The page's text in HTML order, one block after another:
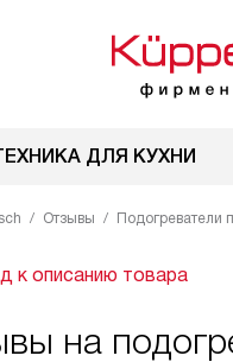
ДЛЯ КУХНИ
Отзывы Подогреватели
к описанию товара
на